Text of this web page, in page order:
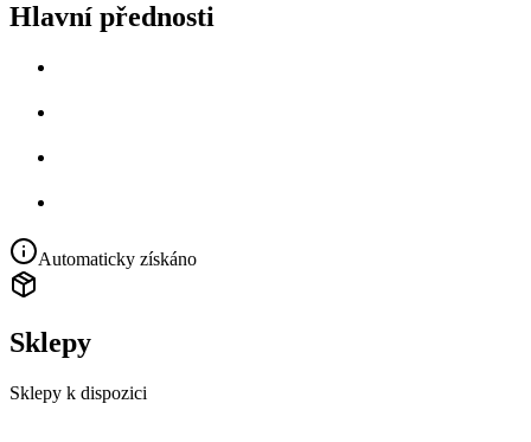
Hlavní přednosti
Automaticky získáno
Sklepy
Sklepy k dispozici